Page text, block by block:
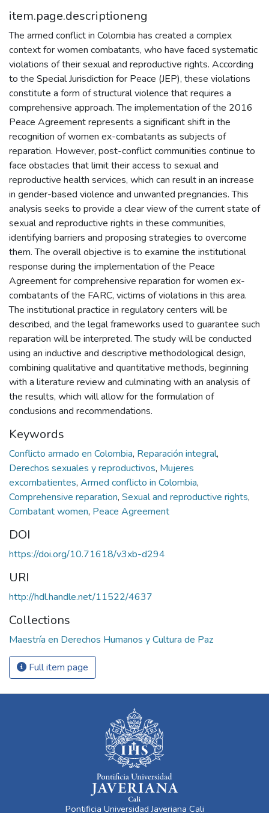
item.page.descriptioneng
The armed conflict in Colombia has created a complex
context for women combatants, who have faced systematic
violations of their sexual and reproductive rights. According
to the Special Jurisdiction for Peace (JEP), these violations
constitute a form of structural violence that requires a
comprehensive approach. The implementation of the 2016
Peace Agreement represents a significant shift in the
recognition of women ex-combatants as subjects of
reparation. However, post-conflict communities continue to
face obstacles that limit their access to sexual and
reproductive health services, which can result in an increase
in gender-based violence and unwanted pregnancies. This
analysis seeks to provide a clear view of the current state of
sexual and reproductive rights in these communities,
identifying barriers and proposing strategies to overcome
them. The overall objective is to examine the institutional
response during the implementation of the Peace
Agreement for comprehensive reparation for women ex-
combatants of the FARC, victims of violations in this area.
The institutional practice in regulatory centers will be
described, and the legal frameworks used to guarantee such
reparation will be interpreted. The study will be conducted
using an inductive and descriptive methodological design,
combining qualitative and quantitative methods, beginning
with a literature review and culminating with an analysis of
the results, which will allow for the formulation of
conclusions and recommendations.
Keywords
Conflicto armado en Colombia, Reparación integral,
Derechos sexuales y reproductivos, Mujeres
excombatientes, Armed conflicto in Colombia,
Comprehensive reparation, Sexual and reproductive rights,
Combatant women, Peace Agreement
DOI
https://doi.org/10.71618/v3xb-d294
URI
http://hdl.handle.net/11522/4637
Collections
Maestría en Derechos Humanos y Cultura de Paz
Full item page
Pontificia Universidad Javeriana Cali